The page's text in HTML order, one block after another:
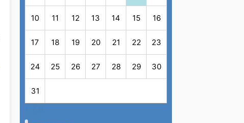
10 11 12 13 14 15 16
17 18 19 20 21 22 23
24 25 26 27 28 29 30
31